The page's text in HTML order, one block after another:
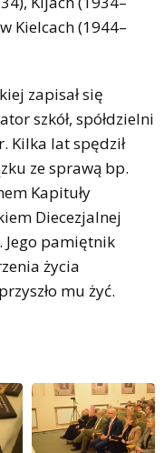
Kielcach (1944–
zapisał się
szkół, spółdzielni
Kilka lat spędził
ze sprawą bp.
Kapituły
Diecezjalnej
Jego pamiętnik
życia
mu żyć.